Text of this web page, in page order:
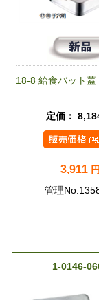
18-8 給食バット蓋
定価：
3,911 円
管理
1-0146-